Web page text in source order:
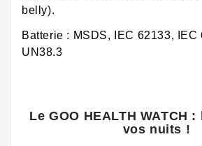
belly).
Batterie : MSDS, IEC 62133, IEC
UN38.3
Le GOO HEALTH WATCH
vos nuits !